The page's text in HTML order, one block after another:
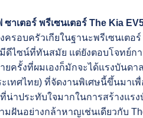
ซาเตอร์ พรีเซนเตอร์ The Kia
ครอบครัวเกียในฐานะพรีเซนเตอร์
ดีไซน์ที่ทันสมัย แต่ยังตอบโจทย์ก
ยครั้งที่ผมเองก็มักจะได้แรงบันดา
ะเทศไทย) ที่จัดงานพิเศษนี้ขึ้นมา
น่าประทับใจมากในการสร้างแร
มฝันอย่างกล้าหาญเช่นเดียวกับ